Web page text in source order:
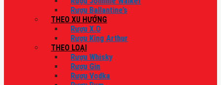
Rượu Ballantine’s
THEO XU HƯỚNG
Rượu X.O
Rượu King Arthur
THEO LOẠI
Rượu Whisky
Rượu Gin
Rượu Vodka